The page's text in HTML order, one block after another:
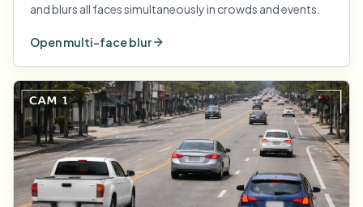
and blurs all faces simultaneously in crowds and events.
Open multi-face blur